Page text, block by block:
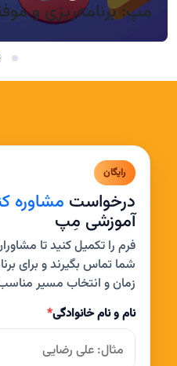
مپ: برنامه‌ریزی و
رایگان
درخواست مشاوره
آموزشی مِپ
فرم را تکمیل کنید تا
شما تماس بگیرند و برای
زمان و انتخاب مسیر
نام و نام خانوادگی*